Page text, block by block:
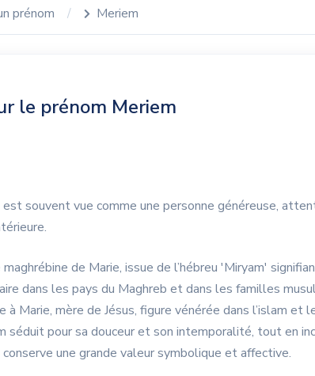
prénom Meriem
le prénom Meriem
est souvent vue comme une personne généreuse,
de Marie, issue de l’hébreu 'Miryam'
dans les pays du Maghreb et dans les familles
à Marie, mère de Jésus, figure vénérée dans l’islam et
séduit pour sa douceur et son intemporalité, tout en
une grande valeur symbolique et affective.